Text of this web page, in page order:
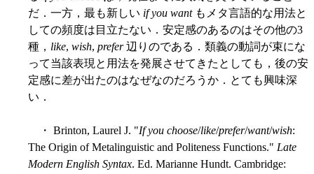
だ．一方，最も新しい if you wantもメタ言語的な用法と
しての頻度は目立たない．安定感のあるのはその他の3
種， like, wish, prefer辺りのである．類義の動詞が束にな
って当該表現と用法を発展させてきたとしても，後の安
定感に差が出たのはなぜなのだろうか．とても興味深
い．
・ Brinton, Laurel J. "If you choose/like/prefer/want/wish:
The Origin of Metalinguistic and Politeness Functions." Late
Modern English Syntax. Ed. Marianne Hundt. Cambridge: